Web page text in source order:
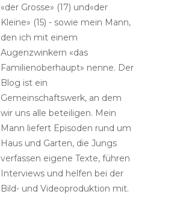
«der Grosse» (17) und«der
Kleine» (15) - sowie mein Mann,
den ich mit einem
Augenzwinkern «das
Familienoberhaupt» nenne. Der
Blog ist ein
Gemeinschaftswerk, an dem
wir uns alle beteiligen. Mein
Mann liefert Episoden rund um
Haus und Garten, die Jungs
verfassen eigene Texte, führen
Interviews und helfen bei der
Bild- und Videoproduktion mit.